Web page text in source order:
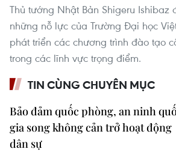
Thủ tướng Nhật Bản Shigeru Ishibaz
những nỗ lực của Trường Đại học
phát triển các chương trình đào tạo
trong các lĩnh vực trọng điểm.
TIN CÙNG CHUYÊN MỤC
Bảo đảm quốc phòng, an ninh
gia song không cản trở hoạt động
dân sự